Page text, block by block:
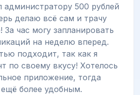
администратору 500 рублей
делаю всё сам и трачу
час могу запланировать
на неделю вперед.
подходит, так как я
по своему вкусу! Хотелось
приложение, тогда
более удобным.